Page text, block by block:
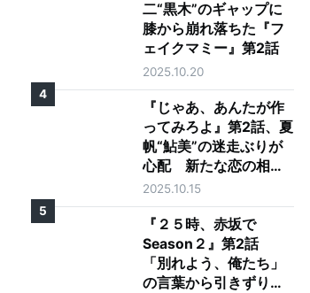
二“黒木”のギャップに
膝から崩れ落ちた『フ
ェイクマミー』第2話
2025.10.20
4
『じゃあ、あんたが作
ってみろよ』第2話、夏
帆“鮎美”の迷走ぶりが
心配 新たな恋の相手
に「大丈夫そう？」の
声も
2025.10.15
5
『２５時、赤坂で
Season２』第2話
「別れよう、俺たち」
の言葉から引きずり出